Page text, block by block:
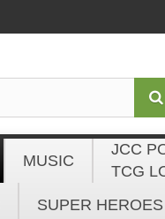
MUSIC
JCC
TCG
SUPER